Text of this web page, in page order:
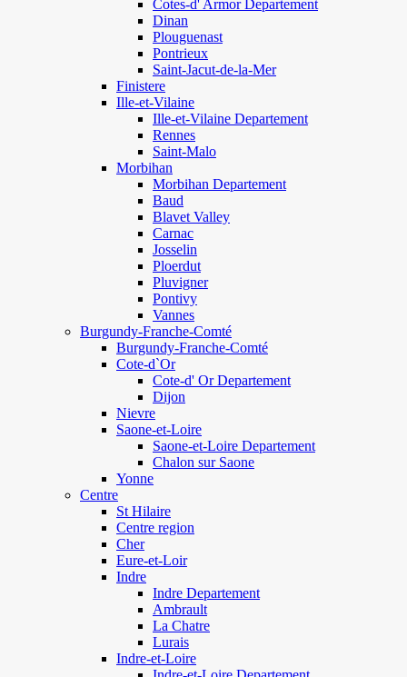
Cotes-d' Armor Departement
Dinan
Plouguenast
Pontrieux
Saint-Jacut-de-la-Mer
Finistere
Ille-et-Vilaine
Ille-et-Vilaine Departement
Rennes
Saint-Malo
Morbihan
Morbihan Departement
Baud
Blavet Valley
Carnac
Josselin
Ploerdut
Pluvigner
Pontivy
Vannes
Burgundy-Franche-Comté
Burgundy-Franche-Comté
Cote-d`Or
Cote-d' Or Departement
Dijon
Nievre
Saone-et-Loire
Saone-et-Loire Departement
Chalon sur Saone
Yonne
Centre
St Hilaire
Centre region
Cher
Eure-et-Loir
Indre
Indre Departement
Ambrault
La Chatre
Lurais
Indre-et-Loire